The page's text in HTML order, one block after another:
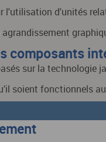
l'utilisation d'unités
composants
sur la technologie
soient fonctionnels